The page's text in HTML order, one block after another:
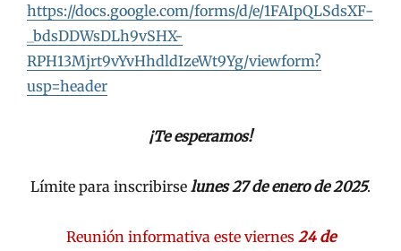
https://docs.google.com/forms/d/e/1FAIpQLSdsXF-
_bdsDDWsDLh9vSHX-
RPH13Mjrt9vYvHhdldIzeWt9Yg/viewform?
usp=header
¡Te esperamos!
Límite para inscribirse lunes 27 de enero de 2025.
Reunión informativa este viernes 24 de